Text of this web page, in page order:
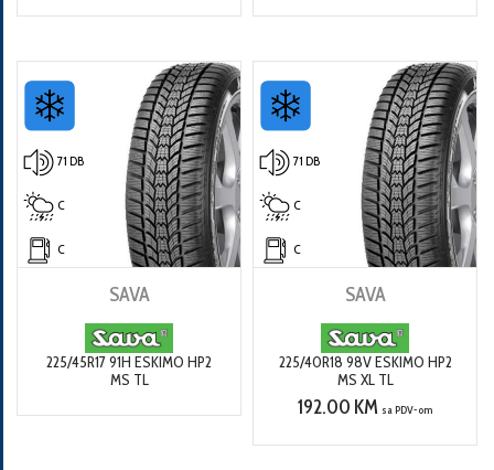
71 DB
C
C
SAVA
225/45R17 91H ESKIMO HP2
MS TL
71 DB
C
C
SAVA
225/40R18 98V ESKIMO HP2
MS XL TL
192.00 KM sa PDV-om